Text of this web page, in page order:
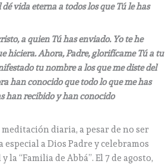
vida eterna a todos los que Tú le has
a quien Tú has enviado. Yo te he
hiciera. Ahora, Padre, glorifícame Tú a tu
tu nombre a los que me diste del
han conocido que todo lo que me has
han recibido y han conocido
meditación diaria, a pesar de no ser
especial a Dios Padre y celebramos
“Familia de Abbá”. El 7 de agosto,